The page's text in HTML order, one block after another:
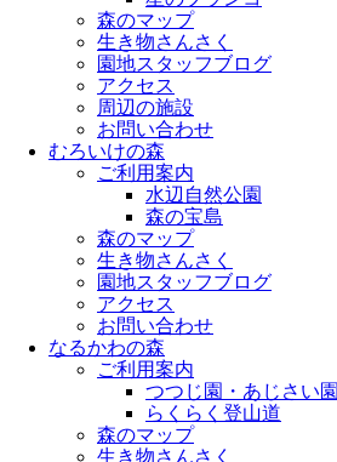
森のマップ
生き物さんさく
園地スタッフブログ
アクセス
周辺の施設
お問い合わせ
むろいけの森
ご利用案内
水辺自然公園
森の宝島
森のマップ
生き物さんさく
園地スタッフブログ
アクセス
お問い合わせ
なるかわの森
ご利用案内
つつじ園・あじさい園
らくらく登山道
森のマップ
生き物さんさく